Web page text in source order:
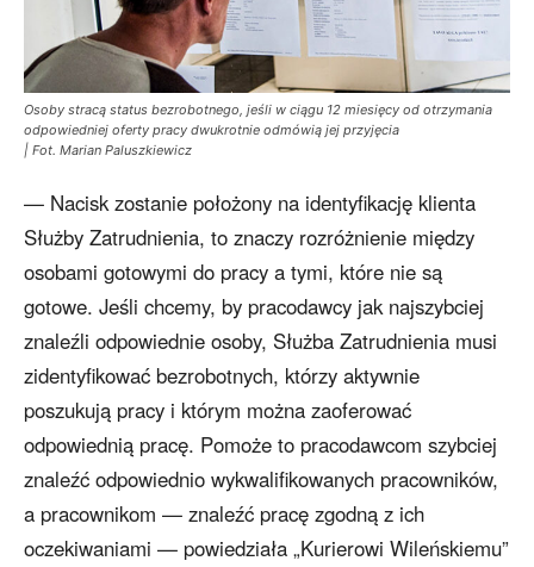
Osoby stracą status bezrobotnego, jeśli w ciągu 12 miesięcy od otrzymania
odpowiedniej oferty pracy dwukrotnie odmówią jej przyjęcia
| Fot. Marian Paluszkiewicz
— Nacisk zostanie położony na identyfikację klienta
Służby Zatrudnienia, to znaczy rozróżnienie między
osobami gotowymi do pracy a tymi, które nie są
gotowe. Jeśli chcemy, by pracodawcy jak najszybciej
znaleźli odpowiednie osoby, Służba Zatrudnienia musi
zidentyfikować bezrobotnych, którzy aktywnie
poszukują pracy i którym można zaoferować
odpowiednią pracę. Pomoże to pracodawcom szybciej
znaleźć odpowiednio wykwalifikowanych pracowników,
a pracownikom — znaleźć pracę zgodną z ich
oczekiwaniami — powiedziała „Kurierowi Wileńskiemu”